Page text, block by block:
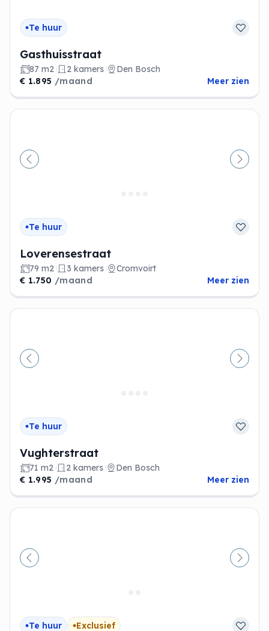
Te huur
Gasthuisstraat
87 m2 2 kamers
Den Bosch
€ 1.895 /maand Meer zien
Vorige
Te huur
Loverensestraat
79 m2 3 kamers
Cromvoirt
€ 1.750 /maand Meer zien
Vorige
Te huur
Vughterstraat
71 m2 2 kamers
Den Bosch
€ 1.995 /maand Meer zien
Vorige
Te huur Exclusief